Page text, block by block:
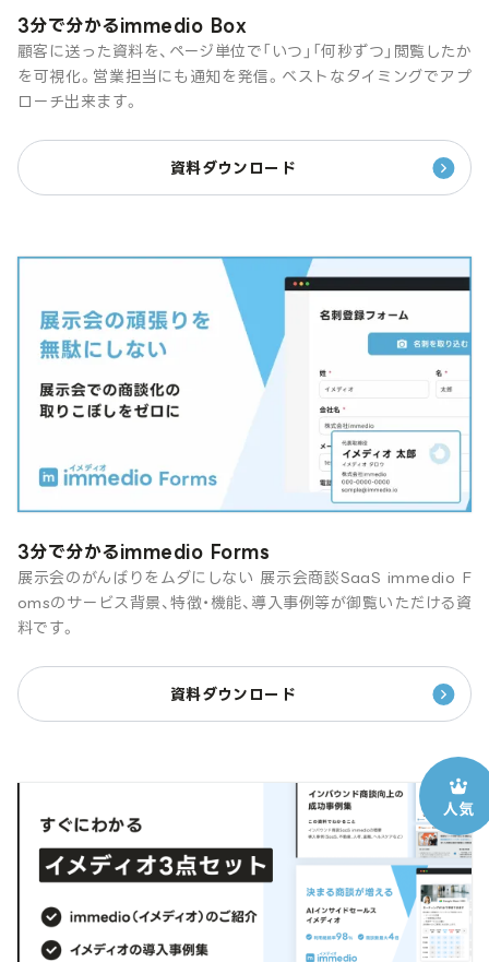
3分で分かるimmedio Box
顧客に送った資料を、ページ単位で「いつ」「何秒ずつ」閲覧したか
を可視化。営業担当にも通知を発信。ベストなタイミングでアプ
ローチ出来ます。
資料ダウンロード
3分で分かるimmedio Forms
展示会のがんばりをムダにしない 展示会商談SaaS immedio F
omsのサービス背景、特徴・機能、導入事例等が御覧いただける資
料です。
資料ダウンロード